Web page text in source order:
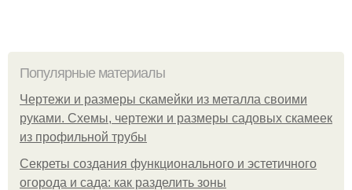
Популярные материалы
Чертежи и размеры скамейки из металла своими
руками. Схемы, чертежи и размеры садовых скамеек
из профильной трубы
Секреты создания функционального и эстетичного
огорода и сада: как разделить зоны